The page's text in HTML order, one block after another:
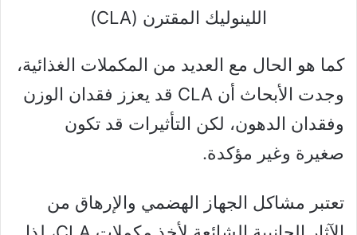
اللينوليك المقترن (CLA)
كما هو الحال مع العديد من المكملات الغذائية،
وجدت الأبحاث أن CLA قد يعزز فقدان الوزن
وفقدان الدهون، لكن التأثيرات قد تكون
صغيرة وغير مؤكدة.
تعتبر مشاكل الجهاز الهضمي والإرهاق من